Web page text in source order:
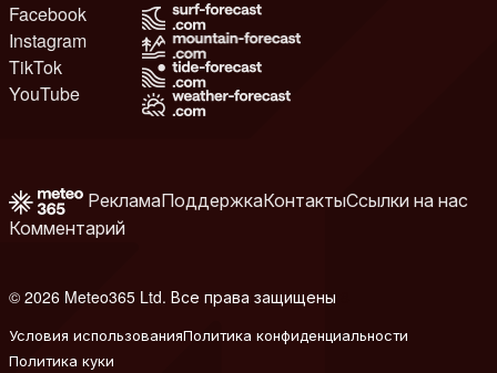
Facebook
Instagram
TikTok
YouTube
РекламаПоддержкаКонтактыСсылки на нас
Комментарий
© 2026 Meteo365 Ltd. Все права защищены
Условия использованияПолитика конфиденциальности
Политика куки